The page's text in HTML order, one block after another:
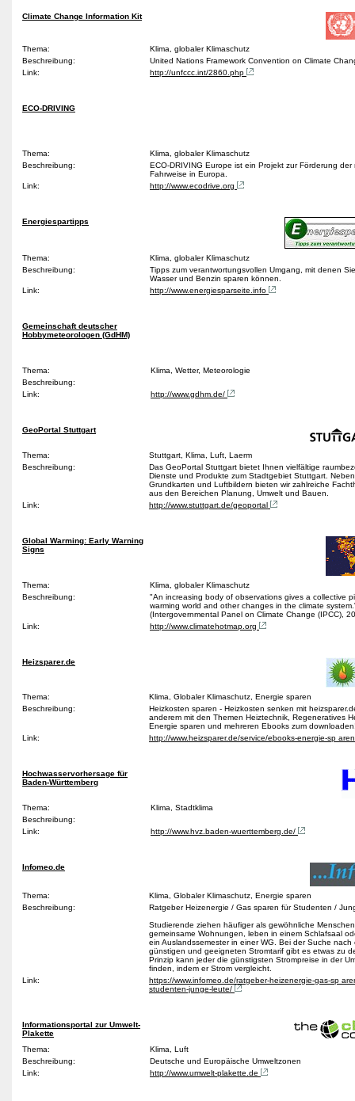
Climate Change Information Kit
Thema:
Klima, globaler Klimaschutz
Beschreibung:
United Nations Framework Convention on Climate
Link:
http://unfccc.int/2860.php
ECO-DRIVING
Thema:
Klima, globaler Klimaschutz
Beschreibung:
ECO-DRIVING Europe ist ein Projekt zur Förderung der
Fahrweise in Europa.
Link:
http://www.ecodrive.org
Energiespartipps
Thema:
Klima, globaler Klimaschutz
Beschreibung:
Tipps zum verantwortungsvollen Umgang, mit denen
Wasser und Benzin sparen können.
Link:
http://www.energiesparseite.info
Gemeinschaft deutscher
Hobbymeteorologen (GdHM)
Thema:
Klima, Wetter, Meteorologie
Beschreibung:
Link:
http://www.gdhm.de/
GeoPortal Stuttgart
Thema:
Stuttgart, Klima, Luft, Laerm
Beschreibung:
Das GeoPortal Stuttgart bietet Ihnen vielfältige
Dienste und Produkte zum Stadtgebiet Stuttgart.
Grundkarten und Luftbildern bieten wir zahlreiche
aus den Bereichen Planung, Umwelt und Bauen.
Link:
http://www.stuttgart.de/geoportal
Global Warming: Early Warning
Signs
Thema:
Klima, globaler Klimaschutz
Beschreibung:
"An increasing body of observations gives a collective
warming world and other changes in the climate
(Intergovernmental Panel on Climate Change (IPCC),
Link:
http://www.climatehotmap.org
Heizsparer.de
Thema:
Klima, Globaler Klimaschutz, Energie sparen
Beschreibung:
Heizkosten sparen - Heizkosten senken mit
anderem mit den Themen Heiztechnik, Regeneratives
Energie sparen und mehreren Ebooks zum
Link:
http://www.heizsparer.de/service/ebooks-energie-sp
Hochwasservorhersage für
Baden-Württemberg
Thema:
Klima, Stadtklima
Beschreibung:
Link:
http://www.hvz.baden-wuerttemberg.de/
Infomeo.de
Thema:
Klima, Globaler Klimaschutz, Energie sparen
Beschreibung:
Ratgeber Heizenergie / Gas sparen für Studenten /
Studierende ziehen häufiger als gewöhnliche
gemeinsame Wohnungen, leben in einem Schlafsaal
ein Auslandssemester in einer WG. Bei der Suche nach
günstigen und geeigneten Stromtarif gibt es etwas zu
Prinzip kann jeder die günstigsten Strompreise in der
finden, indem er Strom vergleicht.
Link:
https://www.infomeo.de/ratgeber-heizenergie-gas-sp
studenten-junge-leute/
Informationsportal zur Umwelt-
Plakette
Thema:
Klima, Luft
Beschreibung:
Deutsche und Europäische Umweltzonen
Link:
http://www.umwelt-plakette.de